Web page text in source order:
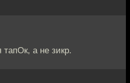
тапОк, а не зикр.